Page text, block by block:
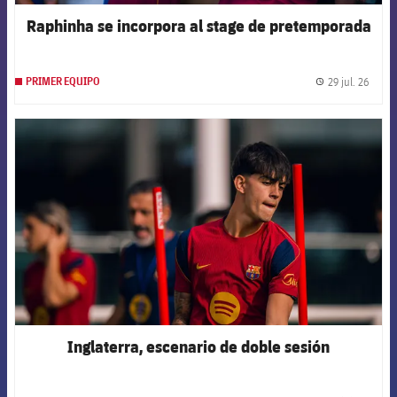
Raphinha se incorpora al stage de pretemporada
PRIMER EQUIPO 29 jul. 26
Inglaterra, escenario de doble sesión